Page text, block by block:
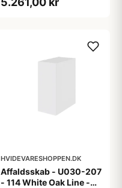
HVIDEVARESHOPPEN.DK
Affaldsskab - U030-207
- 114 White Oak Line -